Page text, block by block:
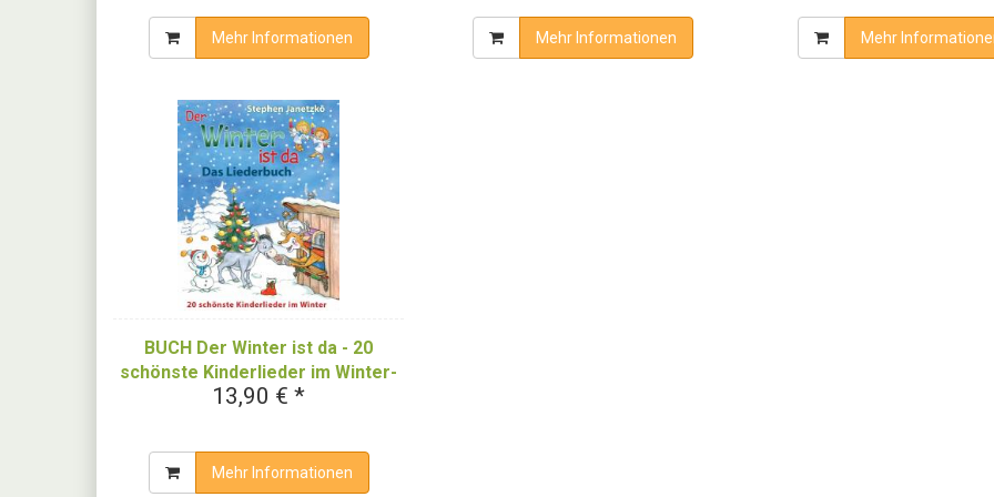
Mehr Informationen Mehr Informationen Mehr
BUCH Der Winter ist da - 20
schönste Kinderlieder im Winter-
Das Liederbuch
13,90 € *
Mehr Informationen